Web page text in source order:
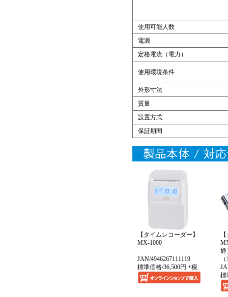
使用可能人数
電源
定格電流（電力）
使用環境条件
外形寸法
質量
設置方式
保証期間
【タイムレコーダー】
MX-1000
JAN/4946267111119
標準価格/36,500円 +税
通
標